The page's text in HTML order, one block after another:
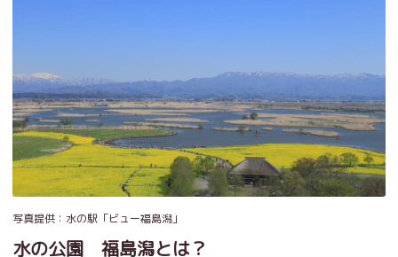
写真提供：水の駅「ビュー福島潟」
水の公園 福島潟とは？